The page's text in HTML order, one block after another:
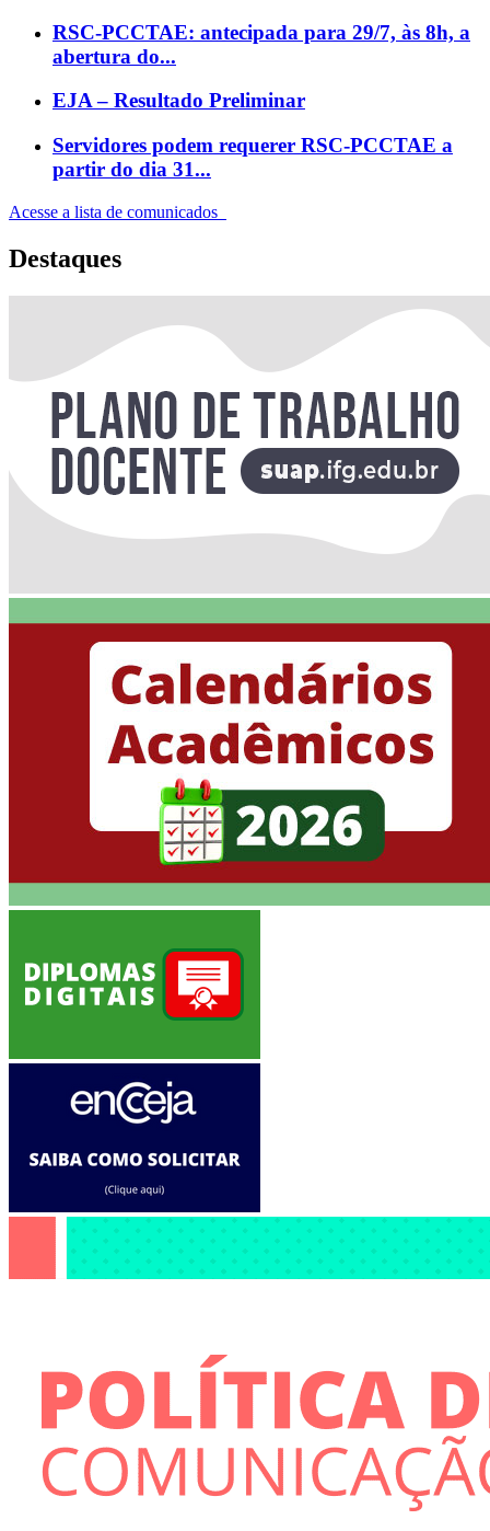
RSC-PCCTAE: antecipada para 29/7, às 8h, a
abertura do...
EJA – Resultado Preliminar
Servidores podem requerer RSC-PCCTAE a
partir do dia 31...
Acesse a lista de comunicados
Destaques